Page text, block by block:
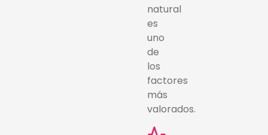
natural
es
uno
de
los
factores
más
valorados.